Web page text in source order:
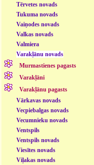
Tērvetes novads
Tukuma novads
Vaiņodes novads
Valkas novads
Valmiera
Varakļānu novads
Murmastienes pagasts
Varakļāni
Varakļānu pagasts
Vārkavas novads
Vecpiebalgas novads
Vecumnieku novads
Ventspils
Ventspils novads
Viesītes novads
Viļakas novads